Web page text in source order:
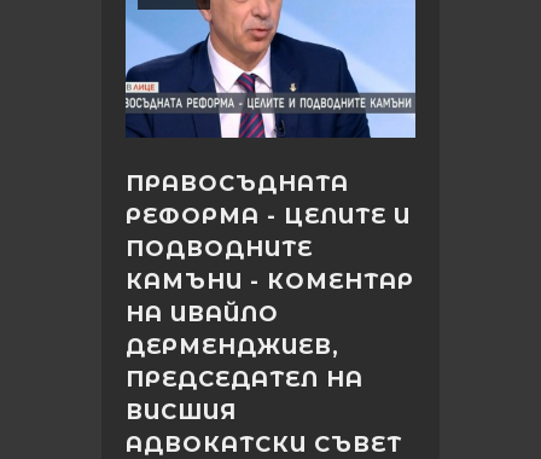
ПРАВОСЪДНАТА
РЕФОРМА - ЦЕЛИТЕ И
ПОДВОДНИТЕ
КАМЪНИ - КОМЕНТАР
НА ИВАЙЛО
ДЕРМЕНДЖИЕВ,
ПРЕДСЕДАТЕЛ НА
ВИСШИЯ
АДВОКАТСКИ СЪВЕТ